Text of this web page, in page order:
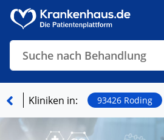
Suche nach Behandlung
Kliniken in: 93426 Roding